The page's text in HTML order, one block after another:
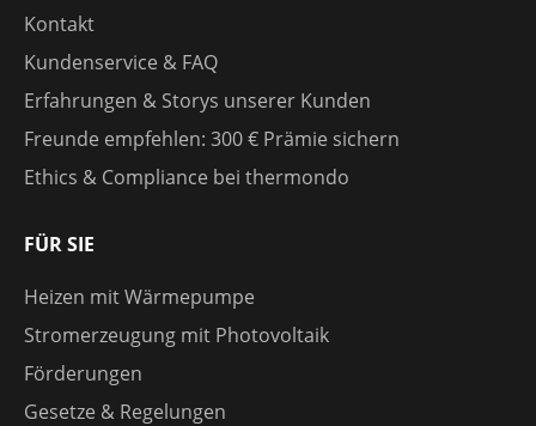
Kontakt
Kundenservice & FAQ
Erfahrungen & Storys unserer Kunden
Freunde empfehlen: 300 € Prämie sichern
Ethics & Compliance bei thermondo
FÜR SIE
Heizen mit Wärmepumpe
Stromerzeugung mit Photovoltaik
Förderungen
Gesetze & Regelungen